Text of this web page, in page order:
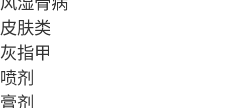
皮肤类
灰指甲
喷剂
膏剂